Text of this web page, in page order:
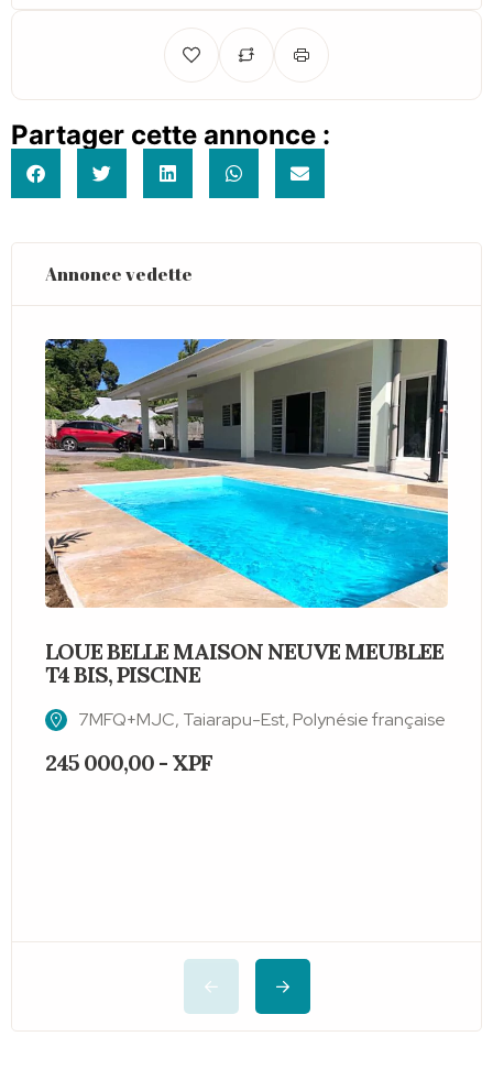
Partager cette annonce :
Annonce vedette
LOUE BELLE MAISON NEUVE MEUBLEE
T4 BIS, PISCINE
7MFQ+MJC, Taiarapu-Est, Polynésie française
245 000,00 - XPF